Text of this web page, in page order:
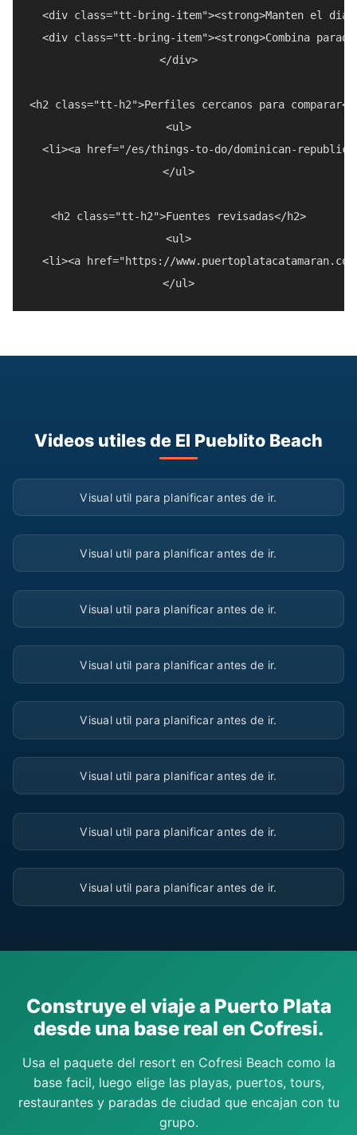
<div class="tt-bring-item"><strong>Manten el
<div class="tt-bring-item"><strong>Combina
</div>
<h2 class="tt-h2">Perfiles cercanos para comparar</
<ul>
<li><a href="/es/things-to-do/dominican-
</ul>
<h2 class="tt-h2">Fuentes revisadas</h2>
<ul>
<li><a href="https://
Videos utiles de El Pueblito Beach
▶
Visual util para planificar antes de ir.
▶
Visual util para planificar antes de ir.
▶
Visual util para planificar antes de ir.
▶
Visual util para planificar antes de ir.
▶
Visual util para planificar antes de ir.
▶
Visual util para planificar antes de ir.
▶
Visual util para planificar antes de ir.
▶
Visual util para planificar antes de ir.
Construye el viaje a Puerto Plata
desde una base real en Cofresi.
Usa el paquete del resort en Cofresi Beach como la
base facil, luego elige las playas, puertos, tours,
restaurantes y paradas de ciudad que encajan con tu
grupo.